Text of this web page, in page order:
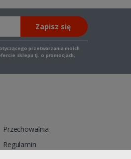
Zapisz się
przetwarzania moich
sklepu tj. o promocjach,
Przechowalnia
Regulamin